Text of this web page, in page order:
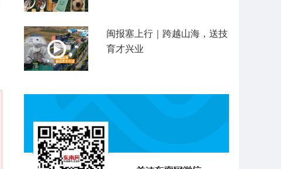
闽报塞上行｜跨越山海，送技
育才兴业